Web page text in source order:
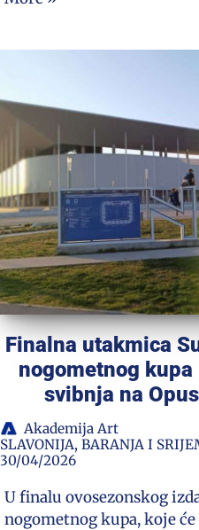
Finalna utakmica
nogometnog
svibnja na
Akademija Art
SLAVONIJA, BARANJA I
30/04/2026
U finalu ovosezonskog
nogometnog kupa, koje